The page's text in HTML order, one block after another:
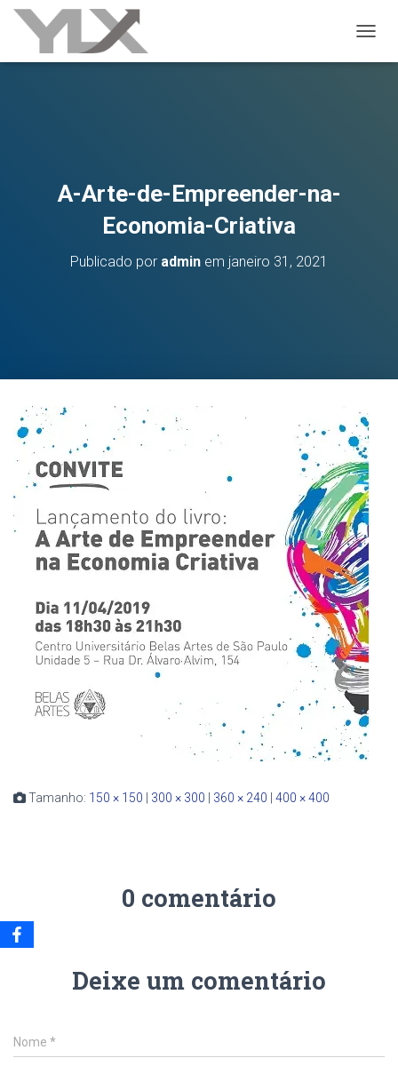
A-Arte-de-Empreender-na-
Economia-Criativa
Publicado por admin em janeiro 31, 2021
Tamanho: 150 × 150 300 × 300 360 × 240 400 × 400
0 comentário
Deixe um comentário
Nome *